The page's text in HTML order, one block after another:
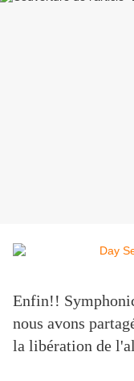
Enfin!!
nous avons
la libération de